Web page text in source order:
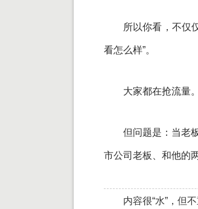
所以你看，不仅
看怎么样”。
大家都在抢流量
但问题是：当老
市公司老板、和他的
内容很“水”，但